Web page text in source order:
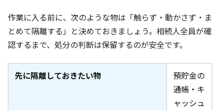
作業に入る前に、次のような物は「触らず・動かさず・ま
とめて隔離する」と決めておきましょう。相続人全員が確
認するまで、処分の判断は保留するのが安全です。
先に隔離しておきたい物
預貯金の
通帳・キ
ャッシュ